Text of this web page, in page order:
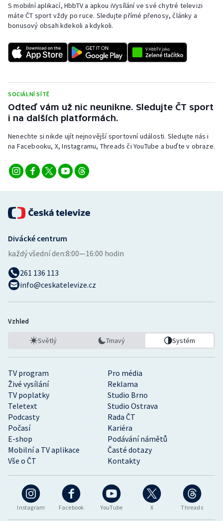
S mobilní aplikací, HbbTV a apkou iVysílání ve své chytré televizi
máte ČT sport vždy po ruce. Sledujte přímé přenosy, články a
bonusový obsah kdekoli a kdykoli.
SOCIÁLNÍ SÍTĚ
Odteď vám už nic neunikne. Sledujte ČT sport
i na dalších platformách.
Nenechte si nikde ujít nejnovější sportovní události. Sledujte nás i
na Facebooku, X, Instagramu, Threads či YouTube a buďte v obraze.
Instagram Facebook YouTube X Threads
TV program
Pro média
Živé vysílání
Reklama
TV poplatky
Studio Brno
Teletext
Studio Ostrava
Podcasty
Rada ČT
Počasí
Kariéra
E-shop
Podávání námětů
Mobilní a TV aplikace
Časté dotazy
Vše o ČT
Kontakty
Divácké centrum
každý všední den:8:00—16:00 hodin
261 136 113
info@ceskatelevize.cz
Vzhled
Světlý Tmavý Systém